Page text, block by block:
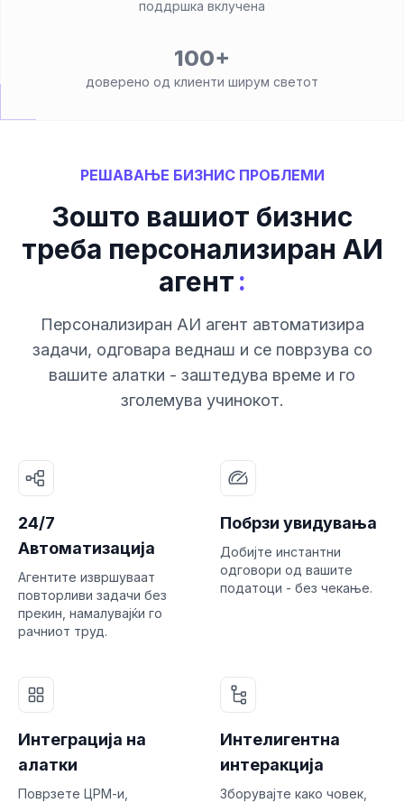
поддршка вклучена
100+
доверено од клиенти ширум светот
РЕШАВАЊЕ БИЗНИС ПРОБЛЕМИ
Зошто вашиот бизнис
треба персонализиран АИ
агент:
Персонализиран АИ агент автоматизира
задачи, одговара веднаш и се поврзува со
вашите алатки - заштедува време и го
зголемува учинокот.
24/7
Автоматизација
Агентите извршуваат
повторливи задачи без
прекин, намалувајќи го
рачниот труд.
Побрзи увидувања
Добијте инстантни
одговори од вашите
податоци - без чекање.
Интеграција на
алатки
Поврзете ЦРМ-и,
Интелигентна
интеракција
Зборувајте како човек,